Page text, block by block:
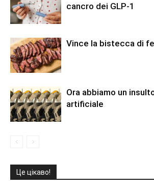
cancro dei GLP-1
Vince la bistecca di
Ora abbiamo un
artificiale
Це цікаво!